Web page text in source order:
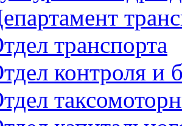
транспорта
контроля и